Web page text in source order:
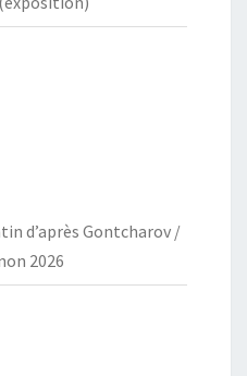
d’après Gontcharov /
2026